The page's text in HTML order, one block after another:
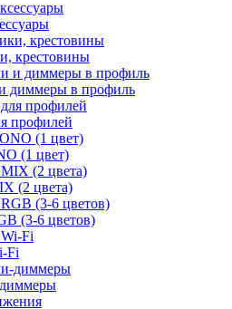
крестовины
диммеры в профиль
профилей
(1 цвет)
(2 цвета)
(3-6 цветов)
Fi